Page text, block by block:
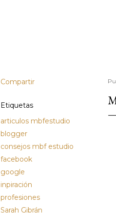
Compartir
Etiquetas
articulos mbfestudio
blogger
consejos mbf estudio
facebook
google
inpiración
profesiones
Sarah Gibrán